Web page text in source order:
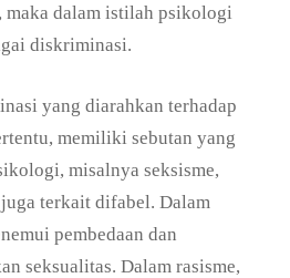
maka dalam istilah psikologi
diskriminasi.
yang diarahkan terhadap
memiliki sebutan yang
misalnya seksisme,
terkait difabel. Dalam
pembedaan dan
seksualitas. Dalam rasisme,